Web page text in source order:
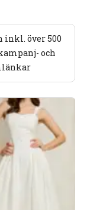
inkl. över 500
och